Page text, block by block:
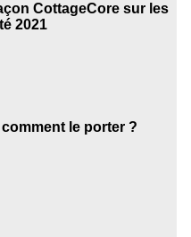
CottageCore sur les
2021
le porter ?